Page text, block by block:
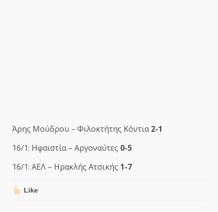
Άρης Μούδρου – Φιλοκτήτης Κόντια2-1
16/1: Ηφαιστία – Αργοναύτες 0-5
16/1: ΑΕΛ – Ηρακλής Ατσικής 1-7
Like